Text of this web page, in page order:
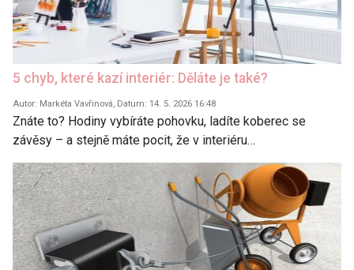
5 chyb, které kazí interiér: Děláte je také?
Autor: Markéta Vavřinová, Datum: 14. 5. 2026 16:48
Znáte to? Hodiny vybíráte pohovku, ladíte koberec se
závěsy – a stejně máte pocit, že v interiéru…